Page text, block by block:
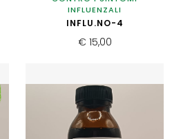
INFLUENZALI
INFLU.NO-4
€ 15,00